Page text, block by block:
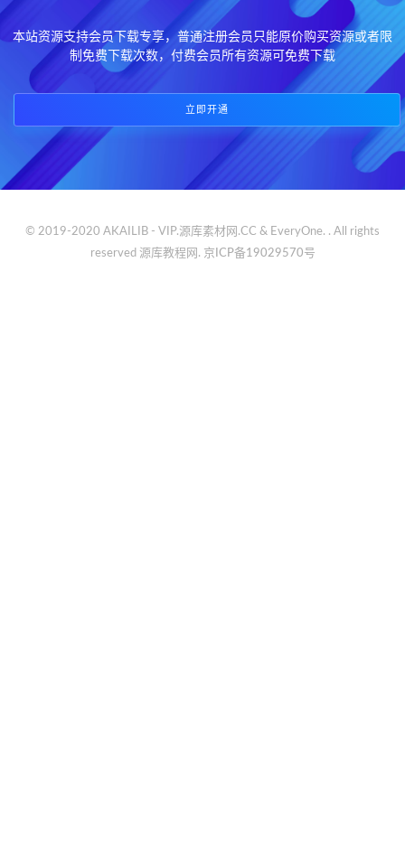
本站资源支持会员下载专享，普通注册会员只能原价购买资源或者限
制免费下载次数，付费会员所有资源可免费下载
立即开通
© 2019-2020 AKAILIB - VIP.源库素材网.CC & EveryOne. . All rights
reserved 源库教程网. 京ICP备19029570号